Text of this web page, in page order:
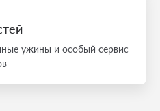
ужины и особый сервис